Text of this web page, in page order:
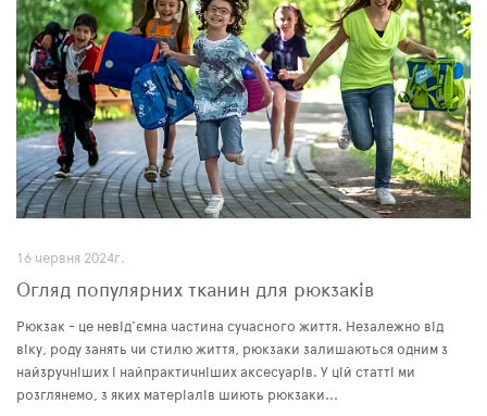
16 червня 2024г.
Огляд популярних тканин для рюкзаків
Рюкзак - це невід'ємна частина сучасного життя. Незалежно від
віку, роду занять чи стилю життя, рюкзаки залишаються одним з
найзручніших і найпрактичніших аксесуарів. У цій статті ми
розглянемо, з яких матеріалів шиють рюкзаки...